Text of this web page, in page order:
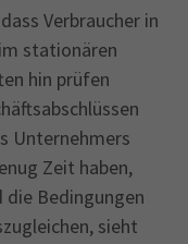
Verbraucher in
stationären
hin prüfen
Unternehmers
Zeit haben,
die Bedingungen
sieht